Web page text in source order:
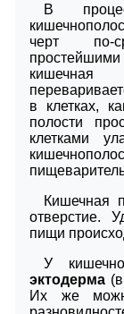
В
черт по-
в клетках,
полости
клетками
Кишечная
отверстие.
пищи
У
эктодерма
Их же